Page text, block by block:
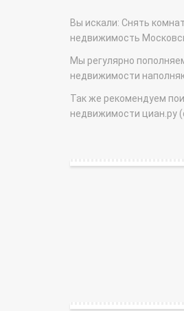
Вы искали: Снять
недвижимость
Мы регулярно
недвижимости
Так же рекомендуем
недвижимости циан.ру